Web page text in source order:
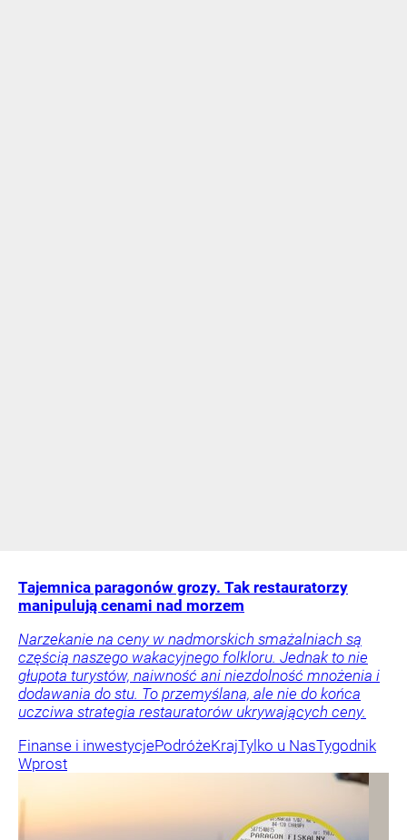
Tajemnica paragonów grozy. Tak restauratorzy
manipulują cenami nad morzem
Narzekanie na ceny w nadmorskich smażalniach są
częścią naszego wakacyjnego folkloru. Jednak to nie
głupota turystów, naiwność ani niezdolność mnożenia i
dodawania do stu. To przemyślana, ale nie do końca
uczciwa strategia restauratorów ukrywających ceny.
Finanse i inwestycjePodróżeKrajTylko u NasTygodnik
Wprost